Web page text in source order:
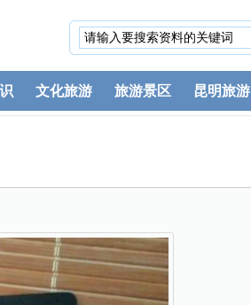
文化旅游 旅游景区 昆明旅游